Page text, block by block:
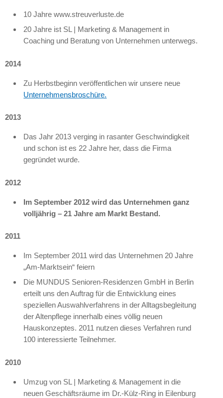
10 Jahre www.streuverluste.de
20 Jahre ist SL | Marketing & Management in
Coaching und Beratung von Unternehmen unterwegs.
2014
Zu Herbstbeginn veröffentlichen wir unsere neue
Unternehmensbroschüre.
2013
Das Jahr 2013 verging in rasanter Geschwindigkeit
und schon ist es 22 Jahre her, dass die Firma
gegründet wurde.
2012
Im September 2012 wird das Unternehmen ganz
volljährig – 21 Jahre am Markt Bestand.
2011
Im September 2011 wird das Unternehmen 20 Jahre
„Am-Marktsein“ feiern
Die MUNDUS Senioren-Residenzen GmbH in Berlin
erteilt uns den Auftrag für die Entwicklung eines
speziellen Auswahlverfahrens in der Alltagsbegleitung
der Altenpflege innerhalb eines völlig neuen
Hauskonzeptes. 2011 nutzen dieses Verfahren rund
100 interessierte Teilnehmer.
2010
Umzug von SL | Marketing & Management in die
neuen Geschäftsräume im Dr.-Külz-Ring in Eilenburg